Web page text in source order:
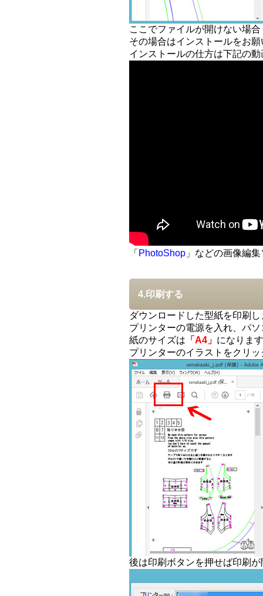
ここでファイルが開けない場合
その場合はインストールをお
インストールの仕方は下記の
「 PhotoShop 」などの画像編
4.印刷する
ダウンロードした型紙を印刷し
プリンターの電源を入れ、パ
紙のサイズは 「A4」 になりま
プリンターのイラストをクリ
後は印刷ボタンを押せば印刷